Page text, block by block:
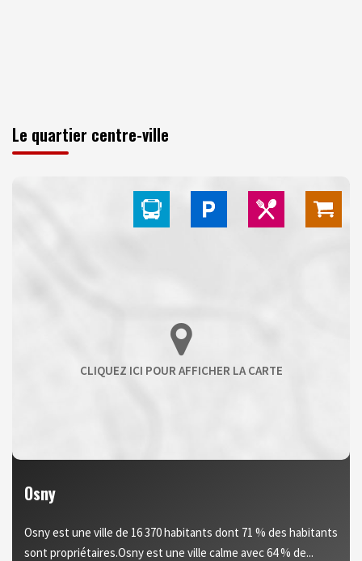
Le quartier centre-ville
Osny
Osny est une ville de 16 370 habitants dont 71 % des habitants
sont propriétaires.Osny est une ville calme avec 64 % de...